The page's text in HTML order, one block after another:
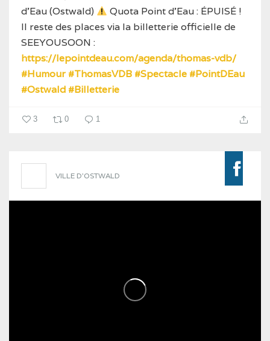
d'Eau (Ostwald)
Quota Point d'Eau : ÉPUISÉ !
Il reste des places via la billetterie officielle de
SEEYOUSOON :
https://lepointdeau.com/agenda/thomas-vdb/
#Humour #ThomasVDB #Spectacle #PointDEau
#Ostwald #Billetterie
3 0 1
VILLE D'OSTWALD